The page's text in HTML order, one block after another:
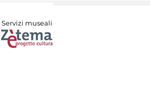
Servizi museali